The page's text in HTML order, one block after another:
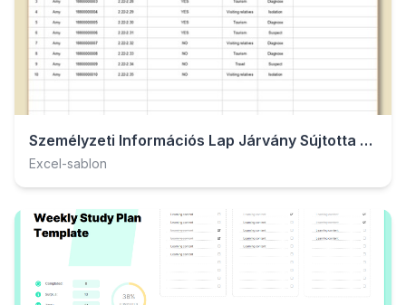
Személyzeti Információs Lap Járvány Sújtotta Területekre.xlsx
Excel-sablon